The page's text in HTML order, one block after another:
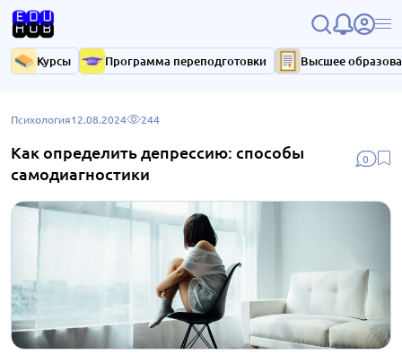
Курсы Программа переподготовки Высшее
0
Психология12.08.2024 244
Как определить депрессию: способы
самодиагностики